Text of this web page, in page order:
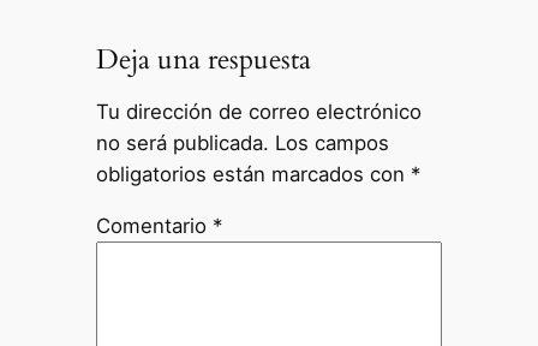
Deja una respuesta
Tu dirección de correo electrónico
no será publicada. Los campos
obligatorios están marcados con *
Comentario *